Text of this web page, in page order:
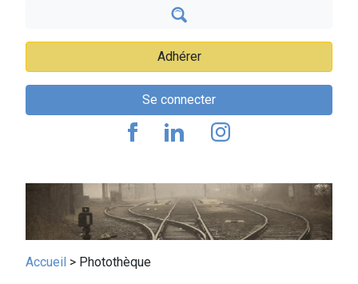
Adhérer
Se connecter
Fil
Accueil Photothèque